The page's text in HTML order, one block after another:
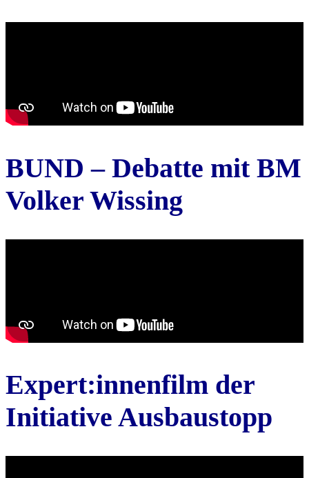
BUND – Debatte mit BM
Volker Wissing
Expert:innenfilm der
Initiative Ausbaustopp